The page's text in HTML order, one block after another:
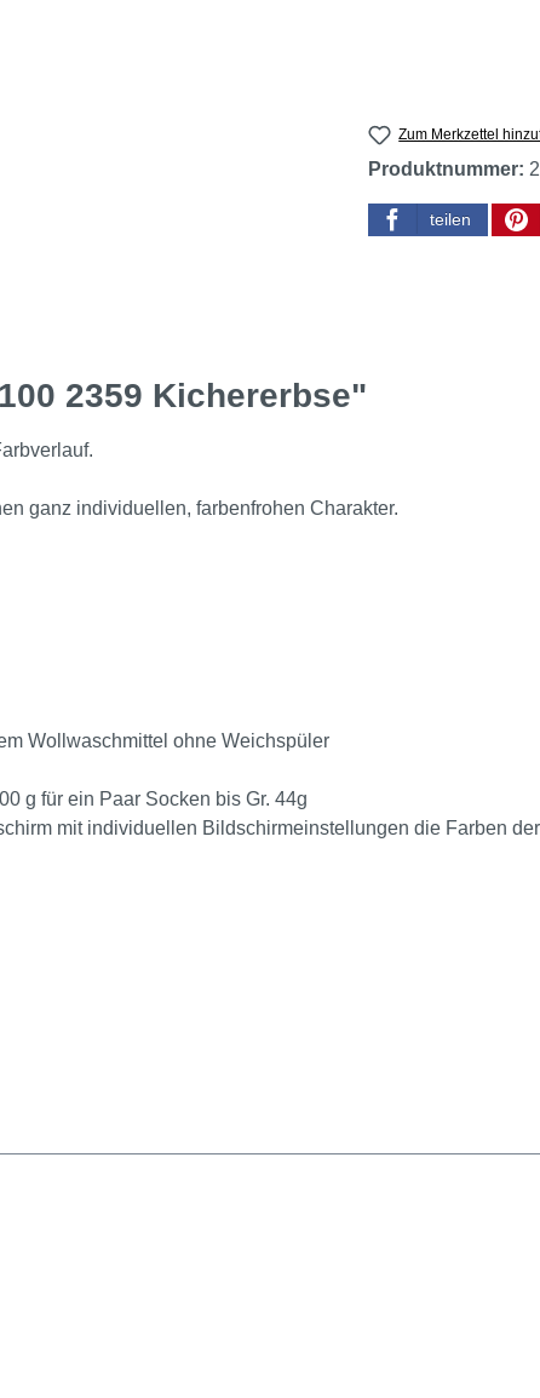
Zum Merkzettel
Produktnummer:
teilen
2359 Kichererbse"
ganz individuellen, farbenfrohen Charakter.
Wollwaschmittel ohne Weichspüler
g für ein Paar Socken bis Gr. 44g
mit individuellen Bildschirmeinstellungen die Farben